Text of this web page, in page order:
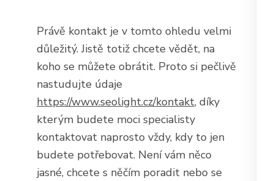
Právě kontakt je v tomto ohledu velmi
důležitý. Jistě totiž chcete vědět, na
koho se můžete obrátit. Proto si pečlivě
nastudujte údaje
https://www.seolight.cz/kontakt, díky
kterým budete moci specialisty
kontaktovat naprosto vždy, kdy to jen
budete potřebovat. Není vám něco
jasné, chcete s něčím poradit nebo se